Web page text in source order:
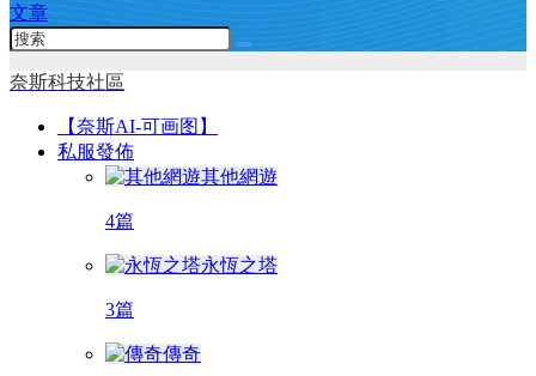
文章
奈斯科技社區
【奈斯AI-可画图】
私服發佈
其他網遊
4篇
永恆之塔
3篇
傳奇